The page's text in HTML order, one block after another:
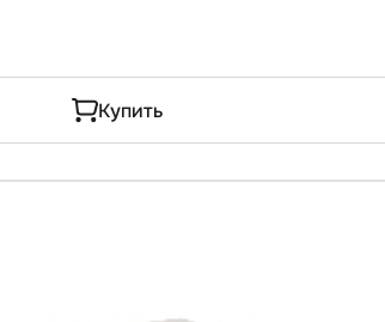
Купить